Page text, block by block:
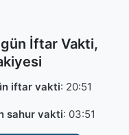
İftar Vakti,
iftar vakti: 20:51
sahur vakti: 03:51